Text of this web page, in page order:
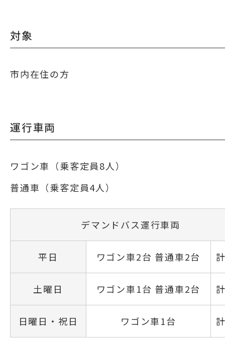
対象
市内在住の方
運行車両
ワゴン車（乗客定員8人）
普通車（乗客定員4人）
デマンドバス運行車両
平日 ワゴン車2台 普通車2台
土曜日 ワゴン車1台 普通車2台
日曜日・祝日 ワゴン車1台